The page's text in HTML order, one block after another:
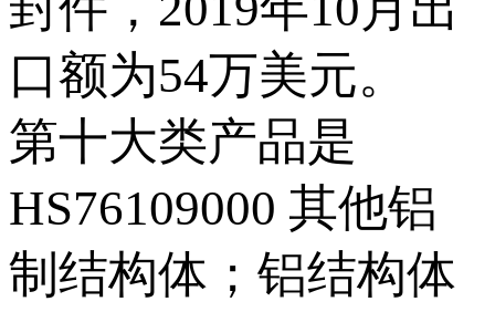
口额为54万美元。
第十大类产品是
HS76109000 其他铝
制结构体；铝结构体